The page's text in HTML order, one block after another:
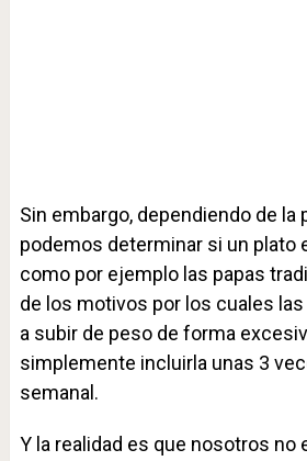
Sin embargo, dependiendo de la
podemos determinar si un plato
como por ejemplo las papas
de los motivos por los cuales
a subir de peso de forma
simplemente incluirla unas 3
semanal.
Y la realidad es que nosotros no